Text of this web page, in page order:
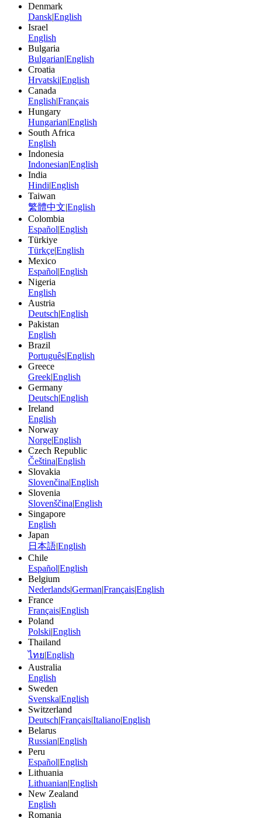
Denmark
Dansk|English
Israel
English
Bulgaria
Bulgarian|English
Croatia
Hrvatski|English
Canada
English|Français
Hungary
Hungarian|English
South Africa
English
Indonesia
Indonesian|English
India
Hindi|English
Taiwan
繁體中文|English
Colombia
Español|English
Türkiye
Türkçe|English
Mexico
Español|English
Nigeria
English
Austria
Deutsch|English
Pakistan
English
Brazil
Português|English
Greece
Greek|English
Germany
Deutsch|English
Ireland
English
Norway
Norge|English
Czech Republic
Čeština|English
Slovakia
Slovenčina|English
Slovenia
Slovenščina|English
Singapore
English
Japan
日本語|English
Chile
Español|English
Belgium
Nederlands|German|Français|English
France
Français|English
Poland
Polski|English
Thailand
ไทย|English
Australia
English
Sweden
Svenska|English
Switzerland
Deutsch|Français|Italiano|English
Belarus
Russian|English
Peru
Español|English
Lithuania
Lithuanian|English
New Zealand
English
Romania